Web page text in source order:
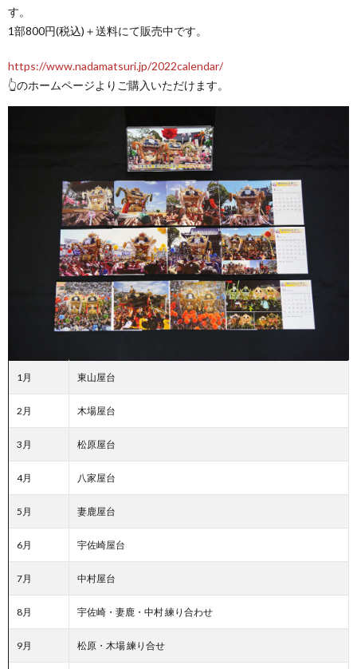
す。
1部800円(税込)＋送料にて販売中です。
https://www.nadamatsuri.jp/2022calendar/
👆のホームページよりご購入いただけます。
1月 東山屋台
2月 木場屋台
3月 松原屋台
4月 八家屋台
5月 妻鹿屋台
6月 宇佐崎屋台
7月 中村屋台
8月 宇佐崎・妻鹿・中村 練り合わせ
9月 松原・木場 練り合せ